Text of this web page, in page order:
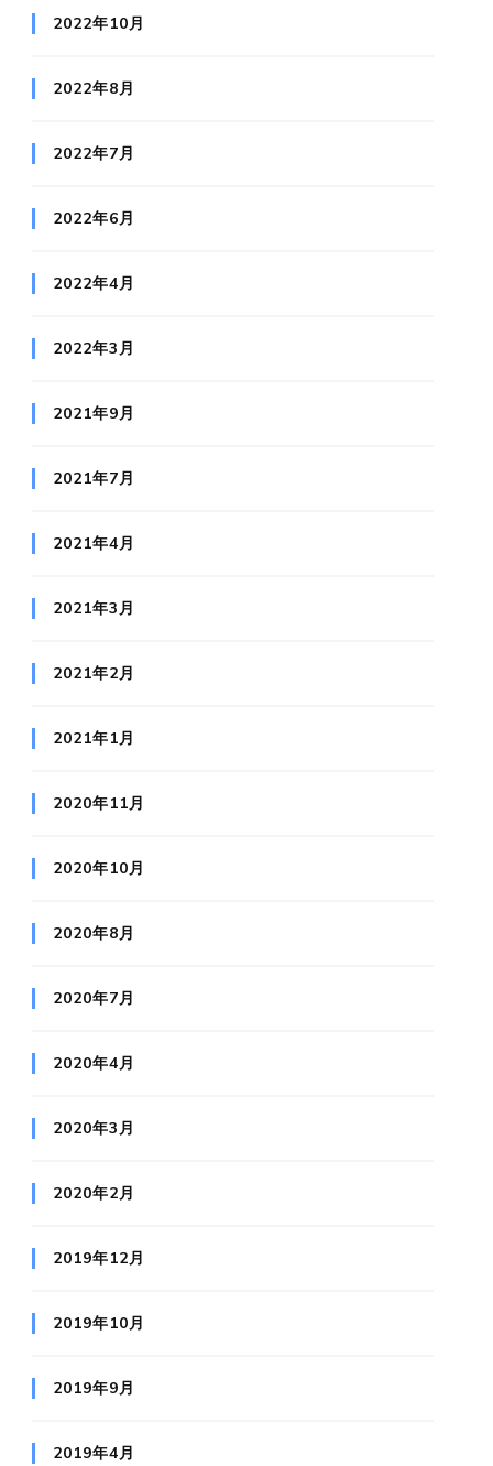
2022年10月
2022年8月
2022年7月
2022年6月
2022年4月
2022年3月
2021年9月
2021年7月
2021年4月
2021年3月
2021年2月
2021年1月
2020年11月
2020年10月
2020年8月
2020年7月
2020年4月
2020年3月
2020年2月
2019年12月
2019年10月
2019年9月
2019年4月